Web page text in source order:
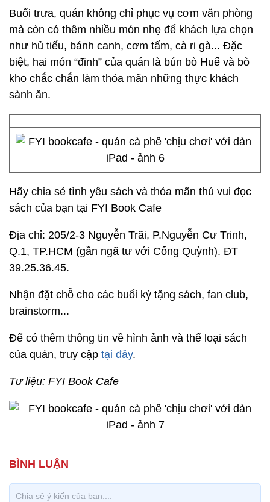
Buổi trưa, quán không chỉ phục vụ cơm văn phòng
mà còn có thêm nhiều món nhẹ để khách lựa chọn
như hủ tiếu, bánh canh, cơm tấm, cà ri gà... Đặc
biệt, hai món “đinh” của quán là bún bò Huế và bò
kho chắc chắn làm thỏa mãn những thực khách
sành ăn.
Hãy chia sẻ tình yêu sách và thỏa mãn thú vui đọc
sách của bạn tại FYI Book Cafe
Địa chỉ: 205/2-3 Nguyễn Trãi, P.Nguyễn Cư Trinh,
Q.1, TP.HCM (gần ngã tư với Cống Quỳnh). ĐT
39.25.36.45.
Nhận đặt chỗ cho các buổi ký tặng sách, fan club,
brainstorm...
Để có thêm thông tin về hình ảnh và thể loại sách
của quán, truy cập tại đây.
Tư liệu: FYI Book Cafe